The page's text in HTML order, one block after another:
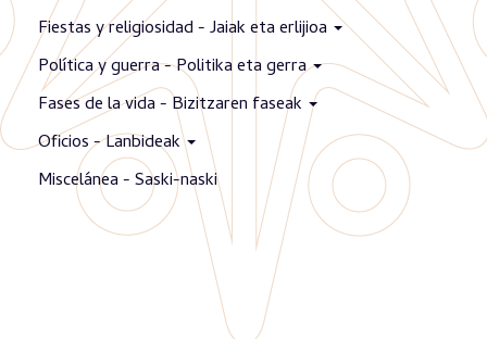
Fiestas y religiosidad - Jaiak eta erlijioa
Política y guerra - Politika eta gerra
Fases de la vida - Bizitzaren faseak
Oficios - Lanbideak
Miscelánea - Saski-naski